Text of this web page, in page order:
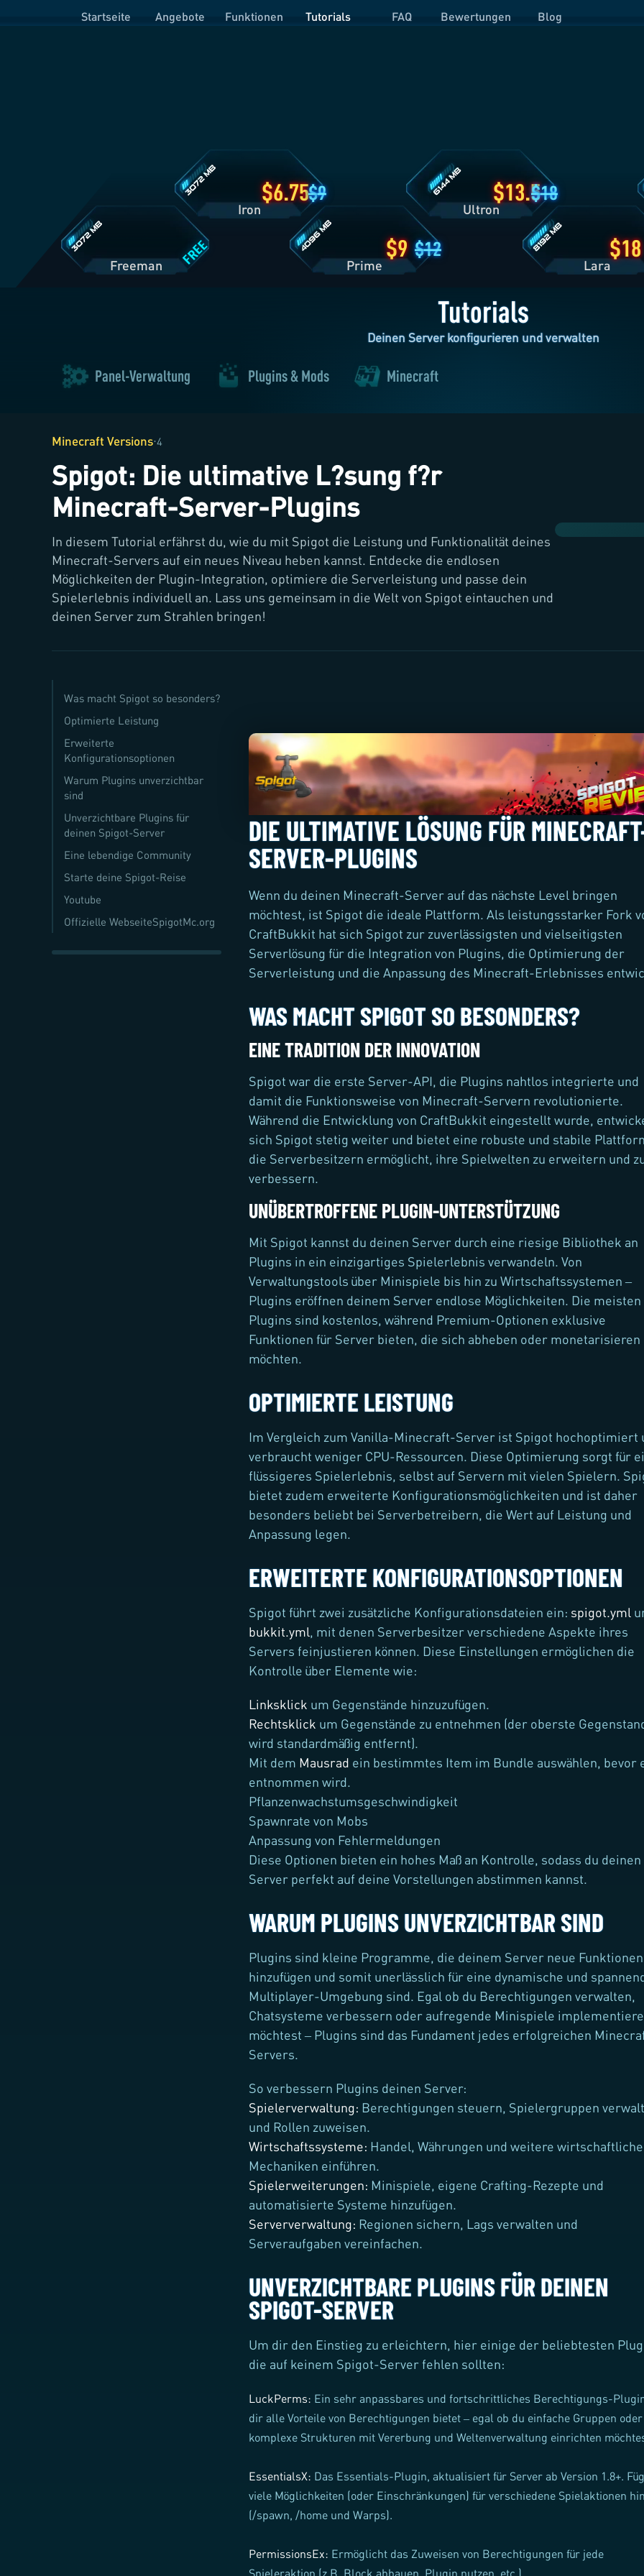
Startseite Angebote Funktionen Tutorials FAQ Bewertungen Blog
FREE
Freeman
6.75 9
Iron
9 12
Prime
13.518
Ultron
18
Lara
Tutorials
Deinen Server konfigurieren und verwalten
Panel-Verwaltung Plugins & Mods Minecraft
Minecraft Versions·4
Spigot: Die ultimative L?sung f?r
Minecraft-Server-Plugins
In diesem Tutorial erfährst du, wie du mit Spigot die Leistung und Funktionalität deines
Minecraft-Servers auf ein neues Niveau heben kannst. Entdecke die endlosen
Möglichkeiten der Plugin-Integration, optimiere die Serverleistung und passe dein
Spielerlebnis individuell an. Lass uns gemeinsam in die Welt von Spigot eintauchen und
deinen Server zum Strahlen bringen!
Was macht Spigot so besonders?
Optimierte Leistung
Erweiterte
Konfigurationsoptionen
Warum Plugins unverzichtbar
sind
Unverzichtbare Plugins für
deinen Spigot-Server
Eine lebendige Community
Starte deine Spigot-Reise
Youtube
Offizielle WebseiteSpigotMc.org
DIE ULTIMATIVE LÖSUNG FÜR
SERVER-PLUGINS
Wenn du deinen Minecraft-Server auf das nächste Level bringen
möchtest, ist Spigot die ideale Plattform. Als leistungsstarker Fork
CraftBukkit hat sich Spigot zur zuverlässigsten und vielseitigsten
Serverlösung für die Integration von Plugins, die Optimierung der
Serverleistung und die Anpassung des Minecraft-Erlebnisses
WAS MACHT SPIGOT SO BESONDERS?
EINE TRADITION DER INNOVATION
Spigot war die erste Server-API, die Plugins nahtlos integrierte und
damit die Funktionsweise von Minecraft-Servern revolutionierte.
Während die Entwicklung von CraftBukkit eingestellt wurde,
sich Spigot stetig weiter und bietet eine robuste und stabile
die Serverbesitzern ermöglicht, ihre Spielwelten zu erweitern und
verbessern.
UNÜBERTROFFENE PLUGIN-UNTERSTÜTZUNG
Mit Spigot kannst du deinen Server durch eine riesige Bibliothek an
Plugins in ein einzigartiges Spielerlebnis verwandeln. Von
Verwaltungstools über Minispiele bis hin zu Wirtschaftssystemen –
Plugins eröffnen deinem Server endlose Möglichkeiten. Die meisten
Plugins sind kostenlos, während Premium-Optionen exklusive
Funktionen für Server bieten, die sich abheben oder monetarisieren
möchten.
OPTIMIERTE LEISTUNG
Im Vergleich zum Vanilla-Minecraft-Server ist Spigot hochoptimiert
verbraucht weniger CPU-Ressourcen. Diese Optimierung sorgt für
flüssigeres Spielerlebnis, selbst auf Servern mit vielen Spielern.
bietet zudem erweiterte Konfigurationsmöglichkeiten und ist daher
besonders beliebt bei Serverbetreibern, die Wert auf Leistung und
Anpassung legen.
ERWEITERTE KONFIGURATIONSOPTIONEN
Spigot führt zwei zusätzliche Konfigurationsdateien ein: spigot.yml
bukkit.yml, mit denen Serverbesitzer verschiedene Aspekte ihres
Servers feinjustieren können. Diese Einstellungen ermöglichen die
Kontrolle über Elemente wie:
Linksklick um Gegenstände hinzuzufügen.
Rechtsklick um Gegenstände zu entnehmen (der oberste
wird standardmäßig entfernt).
Mit dem Mausrad ein bestimmtes Item im Bundle auswählen, bevor
entnommen wird.
Pflanzenwachstumsgeschwindigkeit
Spawnrate von Mobs
Anpassung von Fehlermeldungen
Diese Optionen bieten ein hohes Maß an Kontrolle, sodass du deinen
Server perfekt auf deine Vorstellungen abstimmen kannst.
WARUM PLUGINS UNVERZICHTBAR SIND
Plugins sind kleine Programme, die deinem Server neue Funktionen
hinzufügen und somit unerlässlich für eine dynamische und
Multiplayer-Umgebung sind. Egal ob du Berechtigungen verwalten,
Chatsysteme verbessern oder aufregende Minispiele
möchtest – Plugins sind das Fundament jedes erfolgreichen
Servers.
So verbessern Plugins deinen Server:
Spielerverwaltung: Berechtigungen steuern, Spielergruppen
und Rollen zuweisen.
Wirtschaftssysteme: Handel, Währungen und weitere wirtschaftliche
Mechaniken einführen.
Spielerweiterungen: Minispiele, eigene Crafting-Rezepte und
automatisierte Systeme hinzufügen.
Serververwaltung: Regionen sichern, Lags verwalten und
Serveraufgaben vereinfachen.
UNVERZICHTBARE PLUGINS FÜR DEINEN
SPIGOT-SERVER
Um dir den Einstieg zu erleichtern, hier einige der beliebtesten
die auf keinem Spigot-Server fehlen sollten:
LuckPerms: Ein sehr anpassbares und fortschrittliches Berechtigungs-
dir alle Vorteile von Berechtigungen bietet – egal ob du einfache Gruppen oder
komplexe Strukturen mit Vererbung und Weltenverwaltung einrichten
EssentialsX: Das Essentials-Plugin, aktualisiert für Server ab Version 1.8+.
viele Möglichkeiten (oder Einschränkungen) für verschiedene Spielaktionen
(/spawn, /home und Warps).
PermissionsEx: Ermöglicht das Zuweisen von Berechtigungen für jede
Spieleraktion (z.B. Block abbauen, Plugin nutzen, etc.)